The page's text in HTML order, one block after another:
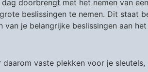
doorbrengt met het nemen van
beslissingen te nemen. Dit staat
je belangrijke beslissingen aan
vaste plekken voor je